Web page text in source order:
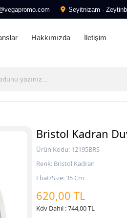
Seyitnizam -
Hakkımızda İletişim
Bristol Kadran
Ürün Kodu: 12195BRS
Renk: Bristol Kadran
Ebat/Size: 35 Cm
620,00 TL
Kdv Dahil : 744,00 TL